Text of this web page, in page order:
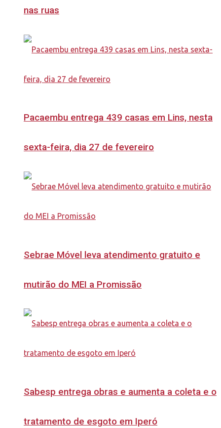
nas ruas
Pacaembu entrega 439 casas em Lins, nesta
sexta-feira, dia 27 de fevereiro
Sebrae Móvel leva atendimento gratuito e
mutirão do MEI a Promissão
Sabesp entrega obras e aumenta a coleta e o
tratamento de esgoto em Iperó